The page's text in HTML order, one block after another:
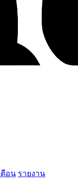
ตือน รายงาน